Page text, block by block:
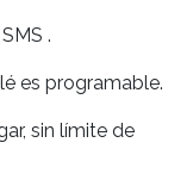
.
es programable.
sin límite de